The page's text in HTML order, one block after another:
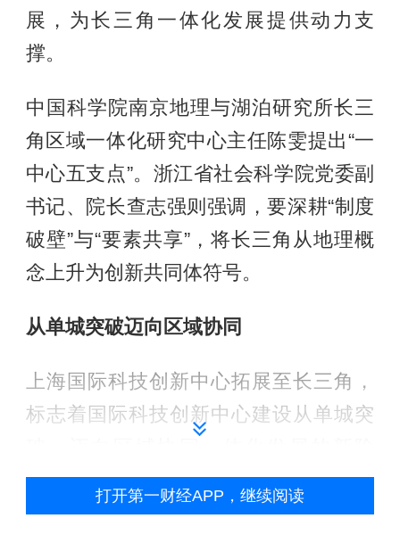
展，为长三角一体化发展提供动力支
撑。
中国科学院南京地理与湖泊研究所长三
角区域一体化研究中心主任陈雯提出“一
中心五支点”。浙江省社会科学院党委副
书记、院长查志强则强调，要深耕“制度
破壁”与“要素共享”，将长三角从地理概
念上升为创新共同体符号。
从单城突破迈向区域协同
上海国际科技创新中心拓展至长三角，
标志着国际科技创新中心建设从单城突
段。
打开第一财经APP，继续阅读